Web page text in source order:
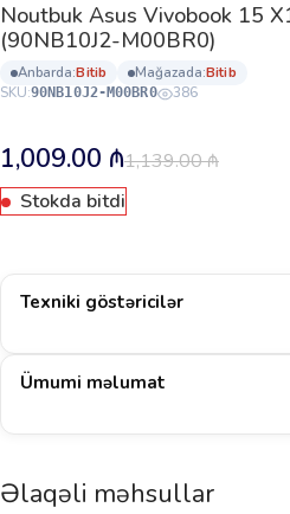
Noutbuk Asus Vivobook 15
(90NB10J2-M00BR0)
anbarda: bi̇ti̇b mağazada: bi̇ti̇b
SKU:90NB10J2-M00BR0 386
1,139.00₼
1,009.00 ₼
Stokda bitdi
Texniki göstəricilər
Ümumi məlumat
Əlaqəli məhsullar